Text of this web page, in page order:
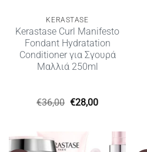
KERASTASE
Kerastase Curl Manifesto
Fondant Hydratation
Conditioner για Σγουρά
Μαλλιά 250ml
€36,00 Original
€28,00Η
€28,00.